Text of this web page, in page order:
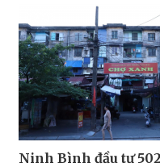
Ninh Bình đầu tư